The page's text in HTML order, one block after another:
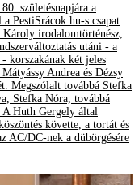
születésnapjára a
PestiSrácok.hu-s csapat
irodalomtörténész,
utáni - a
korszakának két jeles
Andrea és Dézsy
Megszólalt továbbá Stefka
Stefka Nóra, továbbá
Huth Gergely által
követte, a tortát és
AC/DC-nek a dübörgésére